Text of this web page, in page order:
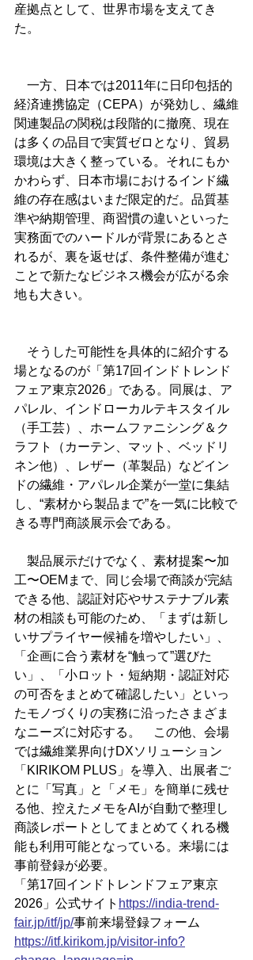
産拠点として、世界市場を支えてき
た。
一方、日本では2011年に日印包括的
経済連携協定（CEPA）が発効し、繊維
関連製品の関税は段階的に撤廃、現在
は多くの品目で実質ゼロとなり、貿易
環境は大きく整っている。それにもか
かわらず、日本市場におけるインド繊
維の存在感はいまだ限定的だ。品質基
準や納期管理、商習慣の違いといった
実務面でのハードルが背景にあるとさ
れるが、裏を返せば、条件整備が進む
ことで新たなビジネス機会が広がる余
地も大きい。
そうした可能性を具体的に紹介する
場となるのが「第17回インドトレンド
フェア東京2026」である。同展は、ア
パレル、インドローカルテキスタイル
（手工芸）、ホームファニシング＆ク
ラフト（カーテン、マット、ベッドリ
ネン他）、レザー（革製品）などイン
ドの繊維・アパレル企業が一堂に集結
し、“素材から製品まで”を一気に比較で
きる専門商談展示会である。
製品展示だけでなく、素材提案〜加
工〜OEMまで、同じ会場で商談が完結
できる他、認証対応やサステナブル素
材の相談も可能のため、「まずは新し
いサプライヤー候補を増やしたい」、
「企画に合う素材を“触って”選びた
い」、「小ロット・短納期・認証対応
の可否をまとめて確認したい」といっ
たモノづくりの実務に沿ったさまざま
なニーズに対応する。　この他、会場
では繊維業界向けDXソリューション
「KIRIKOM PLUS」を導入、出展者ご
とに「写真」と「メモ」を簡単に残せ
る他、控えたメモをAIが自動で整理し
商談レポートとしてまとめてくれる機
能も利用可能となっている。来場には
事前登録が必要。
「第17回インドトレンドフェア東京
2026」公式サイト https://india-trend-
fair.jp/itf/jp/事前来場登録フォーム
https://itf.kirikom.jp/visitor-info?